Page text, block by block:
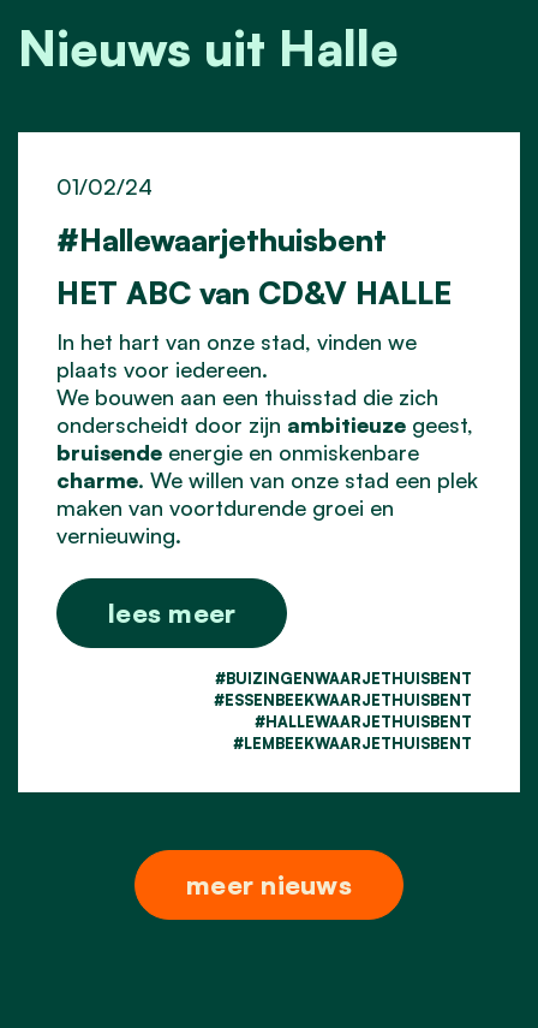
Nieuws uit Halle
#Hallewaarjethuisbent
01/02/24
HET ABC van CD&V HALLE
In het hart van onze stad, vinden we
plaats voor iedereen.
We bouwen aan een thuisstad die zich
onderscheidt door zijn ambitieuze geest,
bruisende energie en onmiskenbare
charme. We willen van onze stad een plek
maken van voortdurende groei en
vernieuwing.
lees meer
#BUIZINGENWAARJETHUISBENT
#ESSENBEEKWAARJETHUISBENT
#HALLEWAARJETHUISBENT
#LEMBEEKWAARJETHUISBENT
meer nieuws